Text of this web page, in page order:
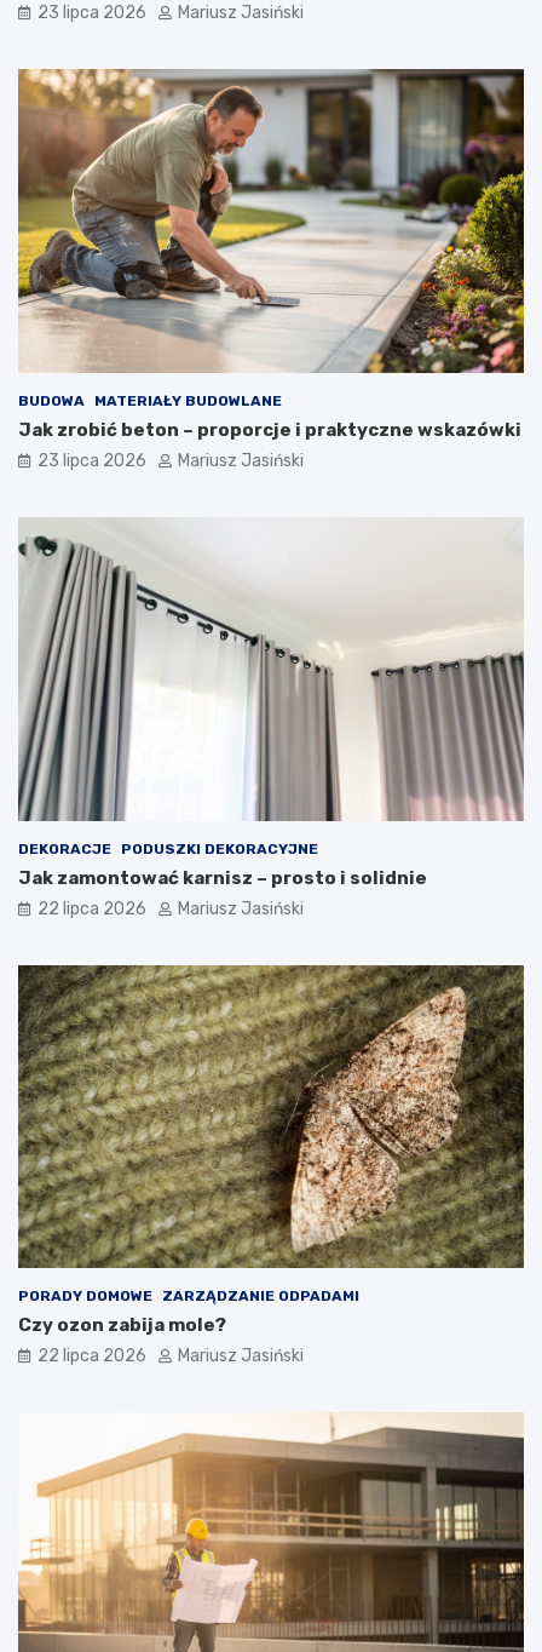
23 lipca 2026 Mariusz Jasiński
BUDOWA MATERIAŁY BUDOWLANE
Jak zrobić beton – proporcje i praktyczne wskazówki
23 lipca 2026 Mariusz Jasiński
DEKORACJE PODUSZKI DEKORACYJNE
Jak zamontować karnisz – prosto i solidnie
22 lipca 2026 Mariusz Jasiński
PORADY DOMOWE ZARZĄDZANIE ODPADAMI
Czy ozon zabija mole?
22 lipca 2026 Mariusz Jasiński